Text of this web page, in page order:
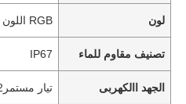
لون RGB اللون الكامل
تصنيف مقاوم للماء IP67
الجهد االكهربى تيار مستمر12 فولت